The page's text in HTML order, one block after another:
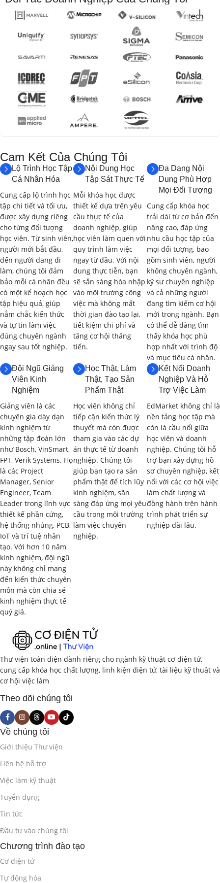
Phần 2: Các Vấn Đề Đạo Đức Tiềm Ẩn trong Phát Triển
và Sử Dụng Robot
Phần 3: Khung Pháp Lý, Quy Định và Tiêu Chuẩn Đạo
Phần 4: Trách Nhiệm Xã Hội và Đạo Đức của Nhà Phát
Triển Robot
Phần 5: Phương Pháp Tiếp Cận Đạo Đức trong Thiết Kế
II. NỘI DUNG ĐƯỢC HỌC
(LEARNING OUTCOMES &
SCHEDULE):
Khóa học được thiết kế với thời lượng 30 giờ , bao gồm các
bài giảng, thảo luận, nghiên cứu tình huống và bài tập
nhóm. Dưới đây là nội dung chi tiết và thời gian học dự
kiến cho từng phần:
Phần 1: Tổng Quan về Đạo Đức AI và
Robot (6 giờ)
1.1. Giới Thiệu về Đạo Đức AI (2 giờ)
Khái niệm về đạo đức và đạo đức trong công nghệ.
Tại sao cần quan tâm đến đạo đức AI?
Các nguyên tắc đạo đức cơ bản trong AI (công bằng, minh
bạch, trách nhiệm giải trình, bảo mật, an toàn…).
Giới thiệu về các tổ chức và hiệp hội về đạo đức AI.
1.2. Robot và Xã Hội (2 giờ)
Lịch sử phát triển của robot và tác động đến xã hội.
Lợi ích và thách thức của việc ứng dụng robot.
Các kịch bản tương lai về sự tương tác giữa con người và
robot.
Thảo luận về vai trò của robot trong tương lai.
1.3. Mối Quan Hệ giữa Đạo Đức AI và Đạo Đức
Robot(2 giờ)
Phân tích mối liên hệ giữa đạo đức AI và đạo đức trong
phát triển robot.
Các vấn đề đạo đức chung trong AI và robot.
Giới thiệu các khái niệm về “robot có đạo đức” và “trí tuệ
nhân tạo có trách nhiệm”.
Phần 2: Các Vấn Đề Đạo Đức Tiềm Ẩn
giờ)
2.1. An Toàn và Rủi Ro
Đảm bảo an toàn cho con người khi làm việc và tương tác
với robot.
Phân tích các rủi ro tiềm ẩn khi sử dụng robot (tai nạn lao
động, lỗi hệ thống, mất kiểm soát…).
Trách nhiệm pháp lý khi xảy ra sự cố liên quan đến robot.
huống đạo đức tương tự.
2.2. Quyền Riêng Tư và Bảo Mật Dữ Liệu
Cam Kết Của Chúng Tôi​
Lộ Trình Học Tập
Cá Nhân Hóa
Cung cấp lộ trình học
tập chi tiết và tối ưu,
được xây dựng riêng
cho từng đối tượng
học viên. Từ sinh viên,
người mới bắt đầu,
đến người đang đi
làm, chúng tôi đảm
bảo mỗi cá nhân đều
có một kế hoạch học
tập hiệu quả, giúp
nắm chắc kiến thức
và tự tin làm việc
đúng chuyên ngành
ngay sau tốt nghiệp.
Nội Dung Học
Tập Sát Thực Tế
Mỗi khóa học được
thiết kế dựa trên yêu
cầu thực tế của
doanh nghiệp, giúp
học viên làm quen với
quy trình làm việc
ngay từ đầu. Với nội
dung thực tiễn, bạn
sẽ sẵn sàng hòa nhập
vào môi trường công
việc mà không mất
thời gian đào tạo lại,
tiết kiệm chi phí và
tăng cơ hội thăng
tiến.
Đa Dạng Nội
Dung Phù Hợp
Mọi Đối Tượng
Cung cấp khóa học
trải dài từ cơ bản đến
nâng cao, đáp ứng
nhu cầu học tập của
mọi đối tượng, bao
gồm sinh viên, người
không chuyên ngành,
kỹ sư chuyên nghiệp
và cả những người
đang tìm kiếm cơ hội
mới trong ngành. Bạn
có thể dễ dàng tìm
thấy khóa học phù
hợp nhất với trình độ
và mục tiêu cá nhân.
Đội Ngũ Giảng
Viên Kinh
Nghiệm
Giảng viên là các
chuyên gia dày dạn
kinh nghiệm từ
những tập đoàn lớn
như Bosch, VinSmart,
FPT, Verik Systems. Họ
là các Project
Manager, Senior
Engineer, Team
Leader trong lĩnh vực
thiết kế phần cứng,
hệ thống nhúng, PCB,
IoT và trí tuệ nhân
tạo. Với hơn 10 năm
kinh nghiệm, đội ngũ
này không chỉ mang
đến kiến thức chuyên
môn mà còn chia sẻ
kinh nghiệm thực tế
quý giá.
Học Thật, Làm
Thật, Tạo Sản
Phẩm Thật
Học viên không chỉ
tiếp cận kiến thức lý
thuyết mà còn được
tham gia vào các dự
án thực tế từ doanh
nghiệp. Chúng tôi
giúp bạn tạo ra sản
phẩm thật để tích lũy
kinh nghiệm, sẵn
sàng đáp ứng mọi yêu
cầu trong môi trường
làm việc chuyên
nghiệp.
Kết Nối Doanh
Nghiệp Và Hỗ
Trợ Việc Làm
EdMarket không chỉ là
nền tảng học tập mà
còn là cầu nối giữa
học viên và doanh
nghiệp. Chúng tôi hỗ
trợ bạn xây dựng hồ
sơ chuyên nghiệp, kết
nối với các cơ hội việc
làm chất lượng và
đồng hành trên hành
trình phát triển sự
nghiệp dài lâu.
Thư viện toàn diện dành riêng cho ngành kỹ thuật cơ điện tử,
cung cấp khóa học chất lượng, linh kiện điện tử, tài liệu kỹ thuật và
cơ hội việc làm
Theo dõi chúng tôi
Về chúng tôi
Giới thiệu Thư viện
Liên hệ hỗ trợ
Việc làm kỹ thuật
Tuyển dụng
Tin tức
Đầu tư vào chúng tôi
Chương trình đào tạo
Cơ điện tử
Tự động hóa